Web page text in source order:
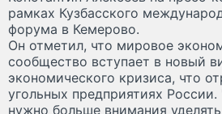
рамках Кузбасского
форума в Кемерово.
Он отметил, что мировое
сообщество вступает в новый
экономического кризиса, что
угольных предприятиях
нужно больше внимания